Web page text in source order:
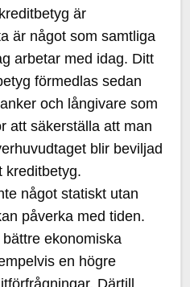
är
är något som samtliga
arbetar med idag. Ditt
förmedlas sedan
och långivare som
att säkerställa att man
blir beviljad
kreditbetyg.
något statiskt utan
påverka med tiden.
ekonomiska
en högre
Därtill